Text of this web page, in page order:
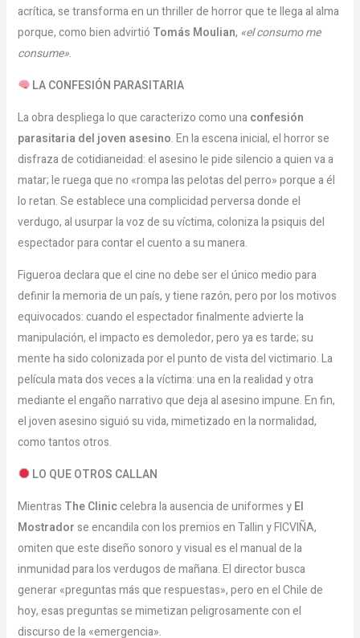
acrítica, se transforma en un thriller de horror que te llega al alma
porque, como bien advirtió Tomás Moulian, «el consumo me
consume».
LA CONFESIÓN PARASITARIA
La obra despliega lo que caracterizo como unaconfesión
parasitaria del joven asesino. En la escena inicial, el horror se
disfraza de cotidianeidad: el asesino le pide silencio a quien va a
matar; le ruega que no «rompa las pelotas del perro» porque a él
lo retan. Se establece una complicidad perversa donde el
verdugo, al usurpar la voz de su víctima, coloniza la psiquis del
espectador para contar el cuento a su manera.
Figueroa declara que el cine no debe ser el único medio para
definir la memoria de un país, y tiene razón, pero por los motivos
equivocados: cuando el espectador finalmente advierte la
manipulación, el impacto es demoledor, pero ya es tarde; su
mente ha sido colonizada por el punto de vista del victimario. La
película mata dos veces a la víctima: una en la realidad y otra
mediante el engaño narrativo que deja al asesino impune. En fin,
el joven asesino siguió su vida, mimetizado en la normalidad,
como tantos otros.
LO QUE OTROS CALLAN
Mientras The Cliniccelebra la ausencia de uniformes yEl
Mostradorse encandila con los premios en Tallin y FICVIÑA,
omiten que este diseño sonoro y visual es el manual de la
inmunidad para los verdugos de mañana. El director busca
generar «preguntas más que respuestas», pero en el Chile de
hoy, esas preguntas se mimetizan peligrosamente con el
discurso de la «emergencia».